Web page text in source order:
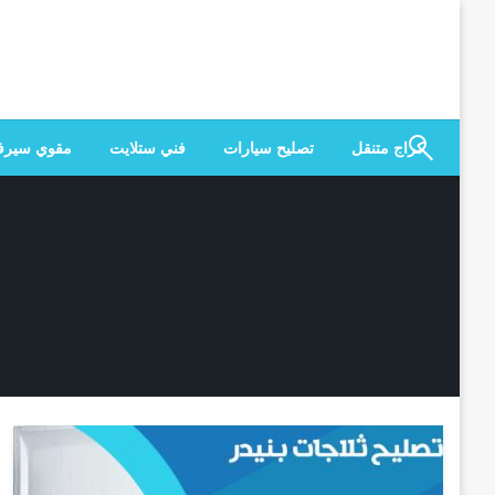
كراج متنقل
تصليح سيارات فني ستلايت مقوي